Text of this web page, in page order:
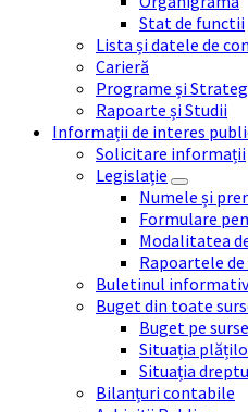
Stat de functii
Lista și datele de
Carieră
Programe și
Rapoarte și Studii
Informații de interes
Solicitare informații
Legislație
Numele și
Formulare
Modalitatea
Rapoartele
Buletinul informativ
Buget din toate
Buget pe
Situația
Situația
Bilanțuri contabile